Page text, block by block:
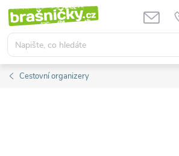
Přejít
obsah
Cestovní organizery